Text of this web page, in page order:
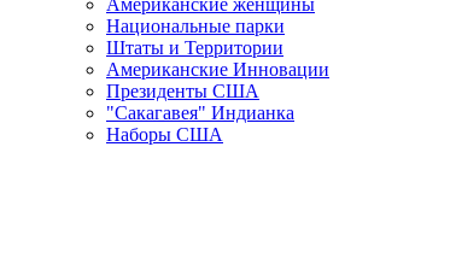
Американские женщины
Национальные парки
Штаты и Территории
Американские Инновации
Президенты США
"Сакагавея" Индианка
Наборы США